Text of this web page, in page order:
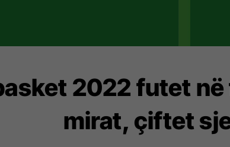
2022 futet në
mirat, çiftet